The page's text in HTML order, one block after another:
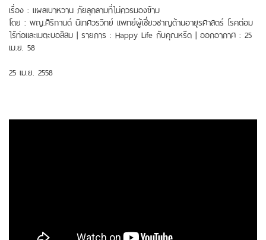
เรื่อง : แผลเบาหวาน ภัยลุกลามที่ไม่ควรมองข้าม
โดย : พญ.ศิริกานต์ นิเทศวรวิทย์ แพทย์ผู้เชี่ยวชาญด้านอายุรศาสตร์ โรคต่อม
ไร้ท่อและเมตะบอสิสม | รายการ : Happy Life กับคุณหรีด | ออกอากาศ : 25
เม.ย. 58
25 เม.ย. 2558